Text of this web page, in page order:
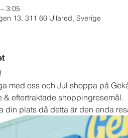
3:05
13, 311 60 Ullared, Sverige
med oss och Jul shoppa på
& eftertraktade shoppingresemål.
din plats då detta är den enda